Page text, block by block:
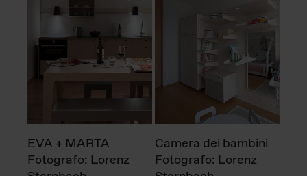
EVA + MARTA
Fotografo: Lorenz
Camera dei bambini
Fotografo: Lorenz